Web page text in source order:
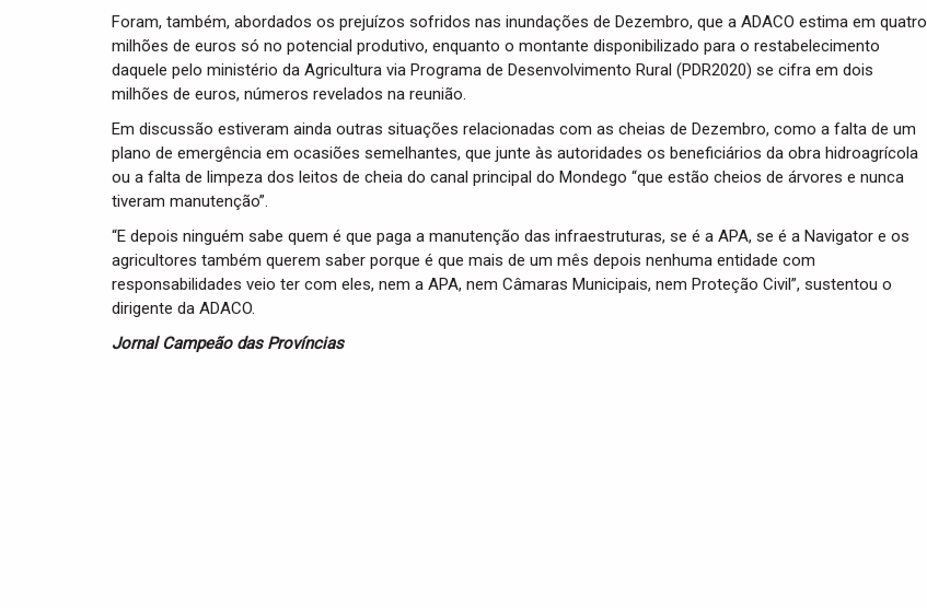
Foram, também, abordados os prejuízos sofridos nas inundações de Dezembro, que a ADACO estima em quatro
milhões de euros só no potencial produtivo, enquanto o montante disponibilizado para o restabelecimento
daquele pelo ministério da Agricultura via Programa de Desenvolvimento Rural (PDR2020) se cifra em dois
milhões de euros, números revelados na reunião.
Em discussão estiveram ainda outras situações relacionadas com as cheias de Dezembro, como a falta de um
plano de emergência em ocasiões semelhantes, que junte às autoridades os beneficiários da obra hidroagrícola
ou a falta de limpeza dos leitos de cheia do canal principal do Mondego “que estão cheios de árvores e nunca
tiveram manutenção”.
“E depois ninguém sabe quem é que paga a manutenção das infraestruturas, se é a APA, se é a Navigator e os
agricultores também querem saber porque é que mais de um mês depois nenhuma entidade com
responsabilidades veio ter com eles, nem a APA, nem Câmaras Municipais, nem Proteção Civil”, sustentou o
dirigente da ADACO.
Jornal Campeão das Províncias